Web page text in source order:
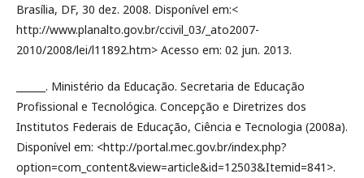
Brasília, DF, 30 dez. 2008. Disponível em:<
http://www.planalto.gov.br/ccivil_03/_ato2007-
2010/2008/lei/l11892.htm> Acesso em: 02 jun. 2013.
______. Ministério da Educação. Secretaria de Educação
Profissional e Tecnológica. Concepção e Diretrizes dos
Institutos Federais de Educação, Ciência e Tecnologia (2008a).
Disponível em: <http://portal.mec.gov.br/index.php?
option=com_content&view=article&id=12503&Itemid=841>.